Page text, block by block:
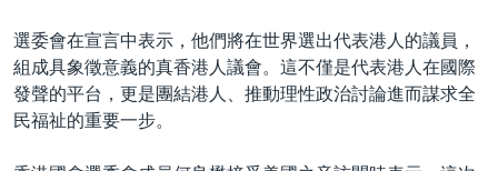
選委會在宣言中表示，他們將在世界選出代表港人的議員，
組成具象徵意義的真香港人議會。這不僅是代表港人在國際
發聲的平台，更是團結港人、推動理性政治討論進而謀求全
民福祉的重要一步。